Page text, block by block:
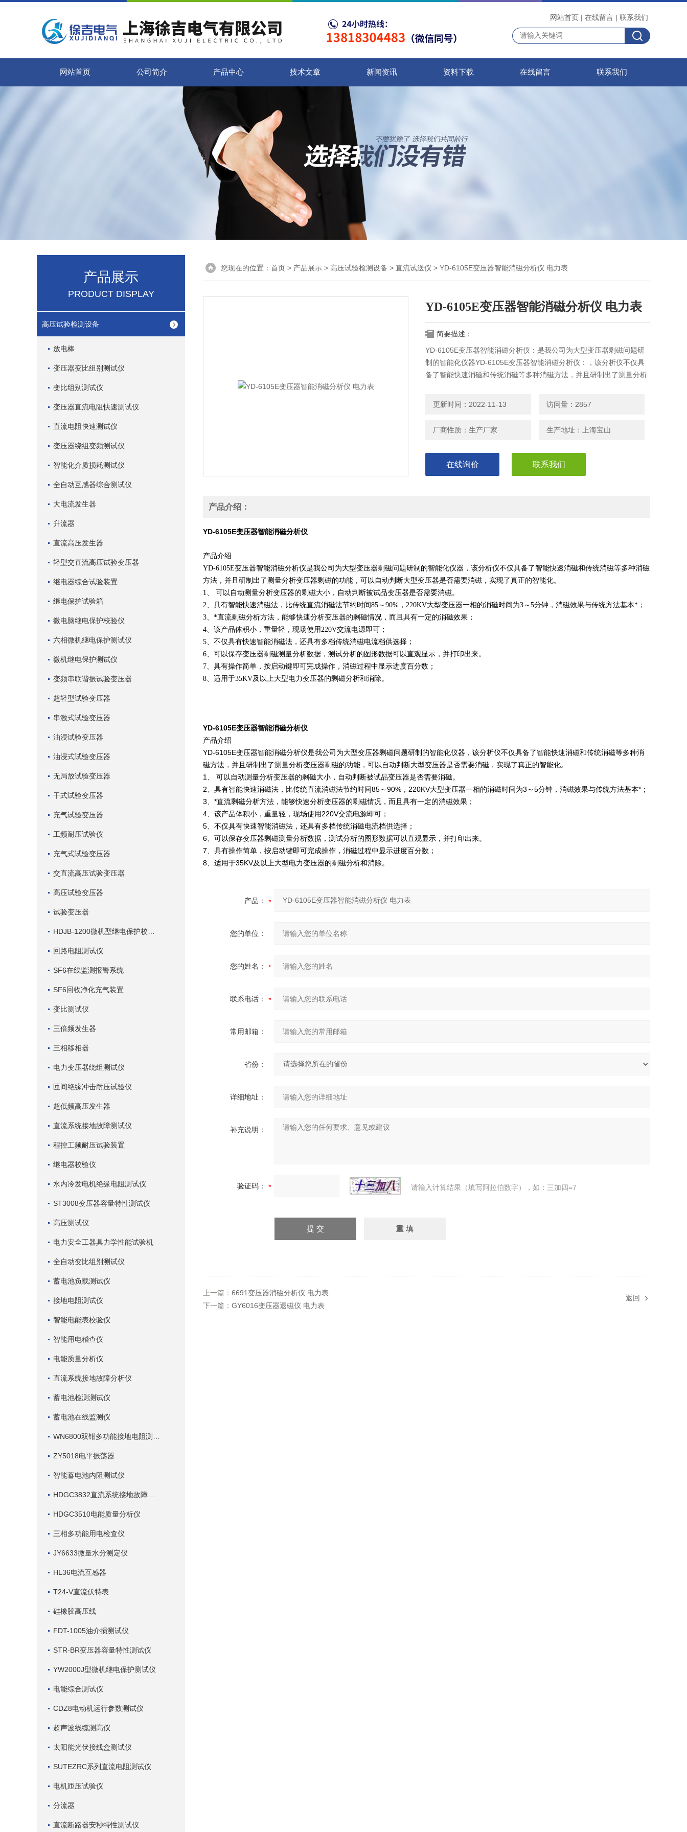
网站首页 | 在线留言 | 联系我们
网站首页 公司简介 产品中心 技术文章 新闻资讯 资料下载 在线留言 联系我们
产品展示
PRODUCT DISPLAY
高压试验检测设备
放电棒
变压器变比组别测试仪
变比组别测试仪
变压器直流电阻快速测试仪
直流电阻快速测试仪
变压器绕组变频测试仪
智能化介质损耗测试仪
全自动互感器综合测试仪
大电流发生器
升流器
直流高压发生器
轻型交直流高压试验变压器
继电器综合试验装置
继电保护试验箱
微电脑继电保护校验仪
六相微机继电保护测试仪
微机继电保护测试仪
变频串联谐振试验变压器
超轻型试验变压器
串激式试验变压器
油浸试验变压器
油浸式试验变压器
无局放试验变压器
干式试验变压器
充气试验变压器
工频耐压试验仪
充气式试验变压器
交直流高压试验变压器
高压试验变压器
试验变压器
回路电阻测试仪
SF6在线监测报警系统
SF6回收净化充气装置
变比测试仪
三倍频发生器
三相移相器
电力变压器绕组测试仪
匝间绝缘冲击耐压试验仪
超低频高压发生器
直流系统接地故障测试仪
程控工频耐压试验装置
继电器校验仪
水内冷发电机绝缘电阻测试仪
ST3008变压器容量特性测试仪
高压测试仪
电力安全工器具力学性能试验机
全自动变比组别测试仪
蓄电池负载测试仪
接地电阻测试仪
智能电能表校验仪
智能用电稽查仪
电能质量分析仪
直流系统接地故障分析仪
蓄电池检测测试仪
蓄电池在线监测仪
ZY5018电平振荡器
智能蓄电池内阻测试仪
HDGC3510电能质量分析仪
三相多功能用电检查仪
JY6633微量水分测定仪
HL36电流互感器
T24-V直流伏特表
硅橡胶高压线
FDT-1005油介损测试仪
STR-BR变压器容量特性测试仪
YW2000J型微机继电保护测试仪
电能综合测试仪
CDZ8电动机运行参数测试仪
超声波线缆测高仪
太阳能光伏接线盒测试仪
SUTEZRC系列直流电阻测试仪
电机匝压试验仪
分流器
直流断路器安秒特性测试仪
您现在的位置： 首页 > 产品展示 > 高压试验检测设备 > 直流试送仪 > YD-6105E变压器智能消磁分析仪 电力表
YD-6105E变压器智能消磁分析仪 电力表
简要描述：
YD-6105E变压器智能消磁分析仪：是我公司为大型变压器剩磁问题研
制的智能化仪器YD-6105E变压器智能消磁分析仪：，该分析仪不仅具
备了智能快速消磁和传统消磁等多种消磁方法，并且研制出了测量分析
正的智能化。
更新时间：2022-11-13 访问量：2857
厂商性质：生产厂家 生产地址：上海宝山
在线询价 联系我们
产品介绍：
YD-6105E变压器智能消磁分析仪
产品介绍
YD-6105E变压器智能消磁分析仪是我公司为大型变压器剩磁问题研制的智能化仪器，该分析仪不仅具备了智能快速消磁和传统消磁等多种消磁
方法，并且研制出了测量分析变压器剩磁的功能，可以自动判断大型变压器是否需要消磁，实现了真正的智能化。
1、
可以自动测量分析变压器的剩磁大小，自动判断被试品变压器是否需要消磁。
2、 具有智能快速消磁法，比传统直流消磁法节约时间85 ～90% ，220KV大型变压器一相的消磁时间为3～5分钟，消磁效果与传统方法基本*；
3、 *直流剩磁分析方法，能够快速分析变压器的剩磁情况，而且具有一定的消磁效果；
4、该产品体积小，重量轻，现场使用220V交流电源即可；
5、不仅具有快速智能消磁法，还具有多档传统消磁电流档供选择；
6、可以保存变压器剩磁测量分析数据，测试分析的图形数据可以直观显示，并打印出来。
7、具有操作简单，按启动键即可完成操作，消磁过程中显示进度百分数；
8、适用于35KV及以上大型电力变压器的剩磁分析和消除。
YD-6105E变压器智能消磁分析仪
产品介绍
YD-6105E变压器智能消磁分析仪是我公司为大型变压器剩磁问题研制的智能化仪器，该分析仪不仅具备了智能快速消磁和传统消磁等多种消
磁方法，并且研制出了测量分析变压器剩磁的功能，可以自动判断大型变压器是否需要消磁，实现了真正的智能化。
1、 可以自动测量分析变压器的剩磁大小，自动判断被试品变压器是否需要消磁。
2、具有智能快速消磁法，比传统直流消磁法节约时间85～90%，220KV大型变压器一相的消磁时间为3～5分钟，消磁效果与传统方法基本*；
3、*直流剩磁分析方法，能够快速分析变压器的剩磁情况，而且具有一定的消磁效果；
4、该产品体积小，重量轻，现场使用220V交流电源即可；
5、不仅具有快速智能消磁法，还具有多档传统消磁电流档供选择；
6、可以保存变压器剩磁测量分析数据，测试分析的图形数据可以直观显示，并打印出来。
7、具有操作简单，按启动键即可完成操作，消磁过程中显示进度百分数；
8、适用于35KV及以上大型电力变压器的剩磁分析和消除。
产品：
您的单位：
您的姓名：
联系电话：
常用邮箱：
省份：
详细地址：
补充说明：
验证码： 请输入计算结果（填写阿拉伯数字），如：三加四=7
上一篇： 6691变压器消磁分析仪 电力表
下一篇： GY6016变压器退磁仪 电力表
返回